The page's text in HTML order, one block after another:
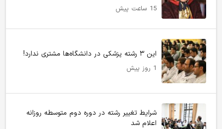
15 ساعت پیش
این ۳ رشته پزشکی در دانشگاه‌ها مشتری ندارد!
1 روز پیش
شرایط تغییر رشته در دوره دوم متوسطه روزانه
اعلام شد